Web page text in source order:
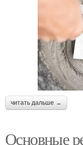
читать дальше →
Основные